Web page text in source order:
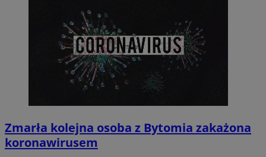
Zmarła kolejna osoba z Bytomia zakażona
koronawirusem